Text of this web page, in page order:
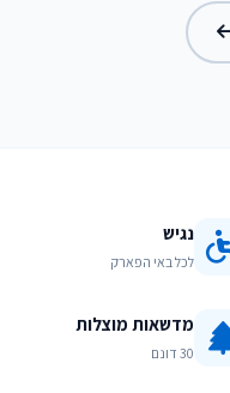
נגיש
לכל באי הפארק
מדשאות מוצלות
30 דונם